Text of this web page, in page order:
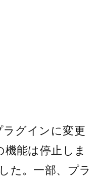
ラグインに変更
能は停止しま
た。一部、プラ